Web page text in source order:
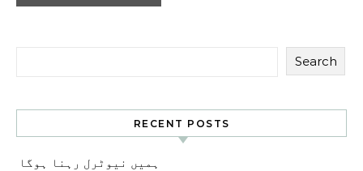
Search
RECENT POSTS
ہمیں نیوٹرل رہنا ہوگا